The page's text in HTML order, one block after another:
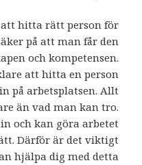
hitta rätt person för
på att man får den
och kompetensen.
att hitta en person
på arbetsplatsen. Allt
än vad man kan tro.
och kan göra arbetet
Därför är det viktigt
hjälpa dig med detta.